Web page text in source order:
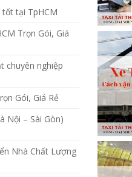
tại TpHCM
Trọn Gói, Giá
chuyên nghiệp
Gói, Giá Rẻ
Nội – Sài Gòn)
Nhà Chất Lượng